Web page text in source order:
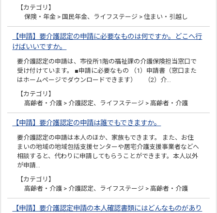
【カテゴリ】
保険・年金 > 国民年金、ライフステージ > 住まい・引越し
【申請】要介護認定の申請に必要なものは何ですか。どこへ行
けばいいですか。
要介護認定の申請は、市役所1階の福祉課の介護保険担当窓口で
受け付けています。 ■申請に必要なもの （1）申請書（窓口また
はホームページでダウンロードできます） （2）介…
【カテゴリ】
高齢者・介護 > 介護認定、ライフステージ > 高齢者・介護
【申請】要介護認定の申請は誰でもできますか。
要介護認定の申請は本人のほか、家族もできます。 また、お住
まいの地域の地域包括支援センターや居宅介護支援事業者などへ
相談すると、代わりに申請してもらうことができます。本人以外
が申請…
【カテゴリ】
高齢者・介護 > 介護認定、ライフステージ > 高齢者・介護
【申請】要介護認定申請の本人確認書類にはどんなものがあり